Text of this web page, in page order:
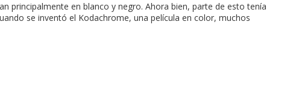
principalmente en blanco y negro. Ahora bien, parte de esto tenía
se inventó el Kodachrome, una película en color, muchos